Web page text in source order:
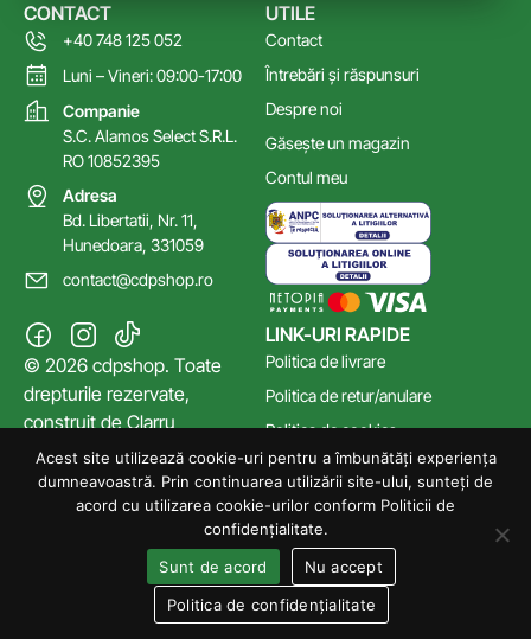
LINK-URI RAPIDE
Politica de livrare
Politica de retur/anulare
Politica de cookies
Poltica de confidențialitate
Termeni și Condiții
UTILE
Contact
Întrebări și răspunsuri
Despre noi
Găsește un magazin
Contul meu
CONTACT
+40 748 125 052
Luni – Vineri: 09:00-17:00
Companie
S.C. Alamos Select S.R.L.
RO 10852395
Adresa
Bd. Libertatii, Nr. 11,
Hunedoara, 331059
contact@cdpshop.ro
© 2026 cdpshop. Toate
drepturile rezervate,
construit de Clarru
Acest site utilizează cookie-uri pentru a îmbunătăți experiența
dumneavoastră. Prin continuarea utilizării site-ului, sunteți de
acord cu utilizarea cookie-urilor conform Politicii de
confidențialitate.
Sunt de acord
Nu accept
Politica de confidențialitate